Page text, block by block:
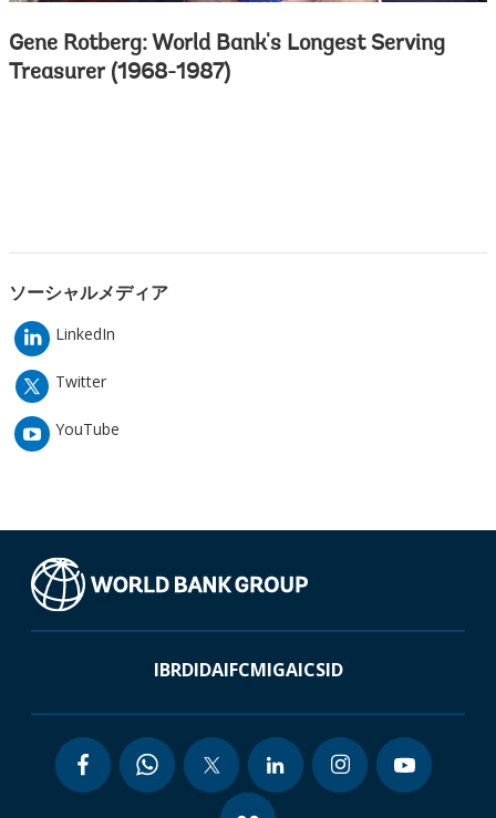
Gene Rotberg: World Bank's Longest Serving
Treasurer (1968-1987)
ソーシャルメディア
LinkedIn
Twitter
YouTube
IBRDIDAIFCMIGAICSID